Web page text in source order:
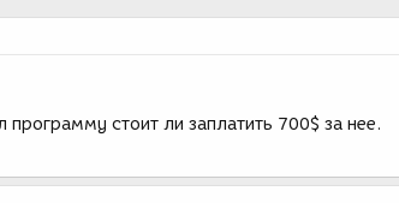
программу стоит ли заплатить 700$ за нее.